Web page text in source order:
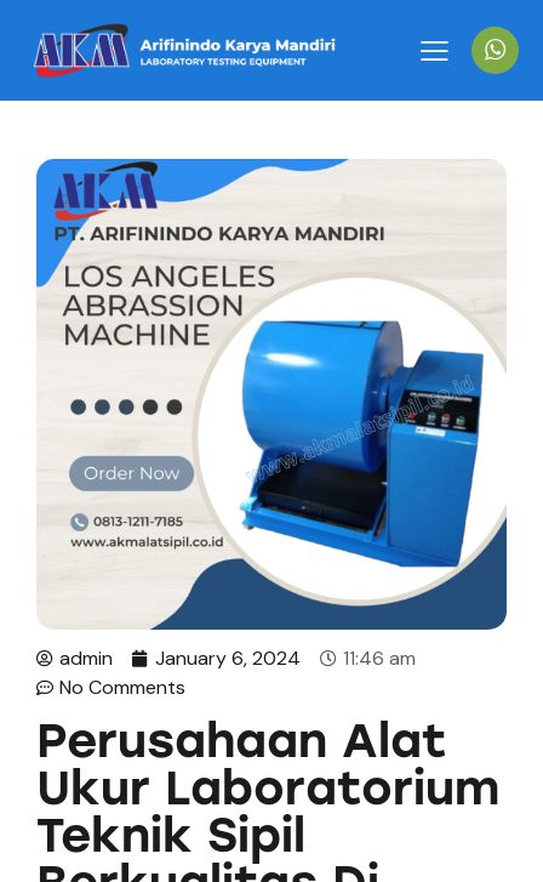
admin January 6, 2024
11:46 am
No Comments
Perusahaan Alat
Ukur Laboratorium
Teknik Sipil